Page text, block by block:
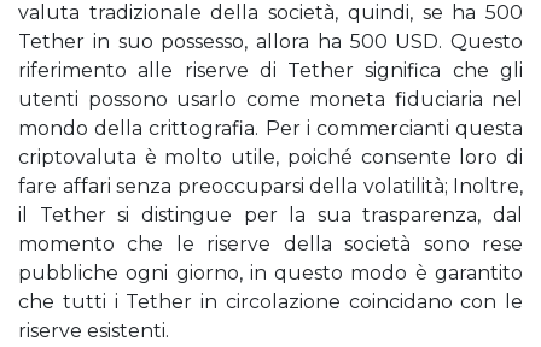
valuta tradizionale della società, quindi, se ha 500
Tether in suo possesso, allora ha 500 USD. Questo
riferimento alle riserve di Tether significa che gli
utenti possono usarlo come moneta fiduciaria nel
mondo della crittografia. Per i commercianti questa
criptovaluta è molto utile, poiché consente loro di
fare affari senza preoccuparsi della volatilità; Inoltre,
il Tether si distingue per la sua trasparenza, dal
momento che le riserve della società sono rese
pubbliche ogni giorno, in questo modo è garantito
che tutti i Tether in circolazione coincidano con le
riserve esistenti.